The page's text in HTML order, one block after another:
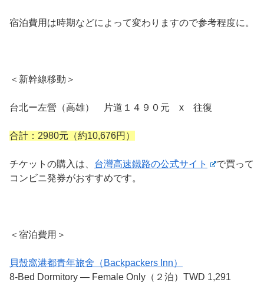
宿泊費用は時期などによって変わりますので参考程度に。
＜新幹線移動＞
台北ー左營（高雄） 片道１４９０元 x 往復
合計：2980元（約10,676円）
チケットの購入は、 台灣高速鐵路の公式サイト
で買って
コンビニ発券がおすすめです。
＜宿泊費用＞
貝殼窩港都青年旅舍（Backpackers Inn）
8-Bed Dormitory — Female Only（２泊）TWD 1,291